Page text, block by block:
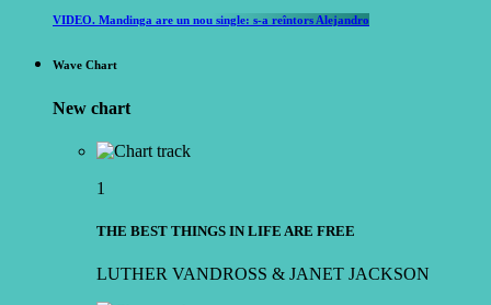
VIDEO. Mandinga are un nou single: s-a reîntors Alejandro
Wave Chart
New chart
1
THE BEST THINGS IN LIFE ARE FREE
LUTHER VANDROSS & JANET JACKSON